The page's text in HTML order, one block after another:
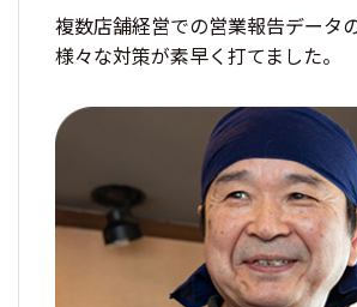
複数店舗経営での営業報告データ
様々な対策が素早く打てました。